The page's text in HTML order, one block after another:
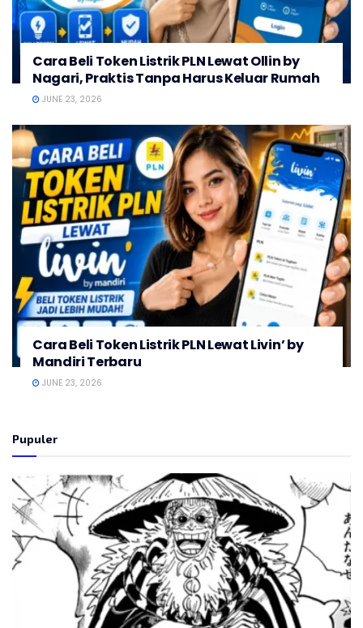
Cara Beli Token Listrik PLN Lewat Ollin by
Nagari, Praktis Tanpa Harus Keluar Rumah
JUNE 23, 2026
Cara Beli Token Listrik PLN Lewat Livin’ by
Mandiri Terbaru
JUNE 23, 2026
Pupuler